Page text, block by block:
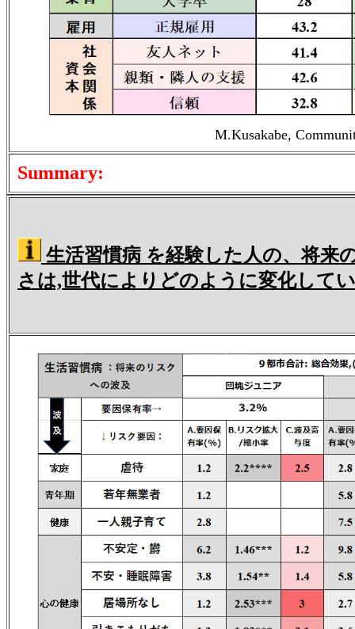
M.Kusakabe,
Summary:
生活習慣病 を経験した人の、将来
さは,世代によりどのように変化して